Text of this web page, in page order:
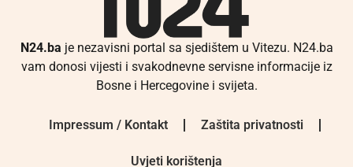
N24.ba je nezavisni portal sa sjedištem u Vitezu. N24.ba
vam donosi vijesti i svakodnevne servisne informacije iz
Bosne i Hercegovine i svijeta.
Impressum / Kontakt Zaštita privatnosti
Uvjeti korištenja